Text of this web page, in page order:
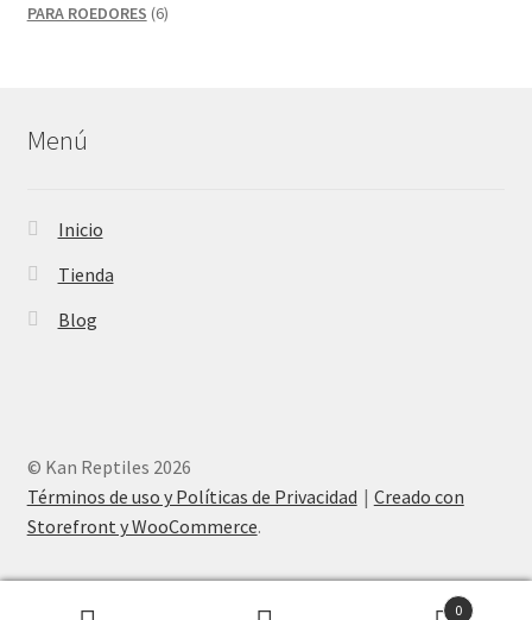
productos
PARA ROEDORES 66
Menú
Inicio
Tienda
Blog
© Kan Reptiles 2026
Términos de uso y Políticas de Privacidad
Creado con
Storefront y WooCommerce.
0